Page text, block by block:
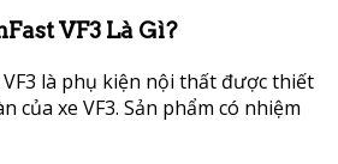
VF3 Là Gì?
là phụ kiện nội thất được thiết
của xe VF3. Sản phẩm có nhiệm